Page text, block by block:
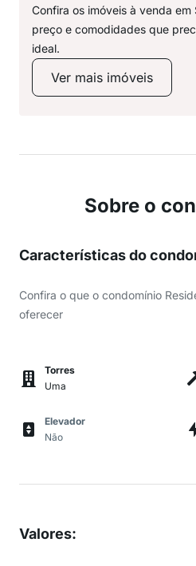
Confira os imóveis à venda
preço e comodidades que
ideal.
Ver mais imóveis
Sobre o
Características do
Confira o que o condomínio
oferecer
Torres
Uma
Elevador
Não
Valores: